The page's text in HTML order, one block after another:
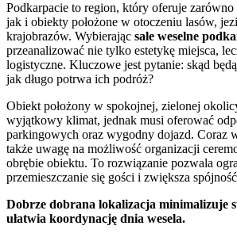
Podkarpacie to region, który oferuje zarówno
jak i obiekty położone w otoczeniu lasów,
krajobrazów. Wybierając sale weselne
przeanalizować nie tylko estetykę miejsca,
logistyczne. Kluczowe jest pytanie: skąd
jak długo potrwa ich podróż?
Obiekt położony w spokojnej, zielonej
wyjątkowy klimat, jednak musi oferować
parkingowych oraz wygodny dojazd. Coraz
także uwagę na możliwość organizacji
obrębie obiektu. To rozwiązanie pozwala
przemieszczanie się gości i zwiększa
Dobrze dobrana lokalizacja minimalizuje
ułatwia koordynację dnia wesela.